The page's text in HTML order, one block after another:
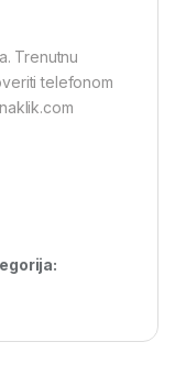
Trenutnu
telefonom